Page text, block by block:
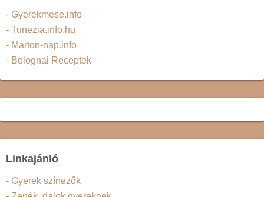
- Gyerekmese.info
- Tunezia.info.hu
- Marton-nap.info
- Bolognai Receptek
Linkajánló
- Gyerek színezők